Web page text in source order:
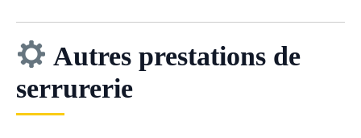
Autres prestations de
serrurerie